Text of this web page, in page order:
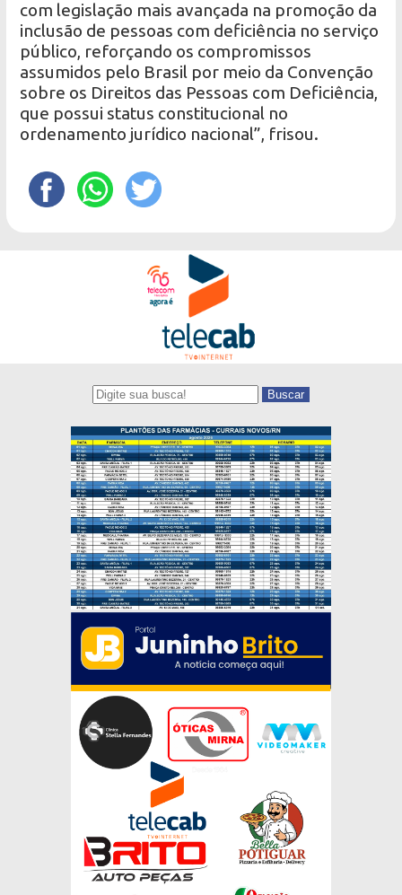
com legislação mais avançada na promoção da
inclusão de pessoas com deficiência no serviço
público, reforçando os compromissos
assumidos pelo Brasil por meio da Convenção
sobre os Direitos das Pessoas com Deficiência,
que possui status constitucional no
ordenamento jurídico nacional”, frisou.
Buscar